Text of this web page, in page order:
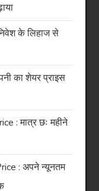
के लिहाज से
का शेयर प्राइस
: मात्र छः महीने
: अपने न्यूनतम